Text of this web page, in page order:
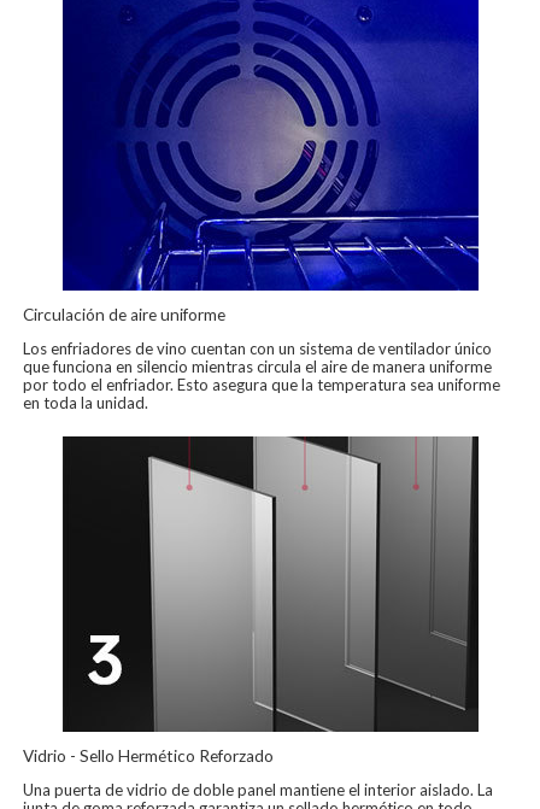
Circulación de aire uniforme
Los enfriadores de vino cuentan con un sistema de ventilador único
que funciona en silencio mientras circula el aire de manera uniforme
por todo el enfriador. Esto asegura que la temperatura sea uniforme
en toda la unidad.
Vidrio - Sello Hermético Reforzado
Una puerta de vidrio de doble panel mantiene el interior aislado. La